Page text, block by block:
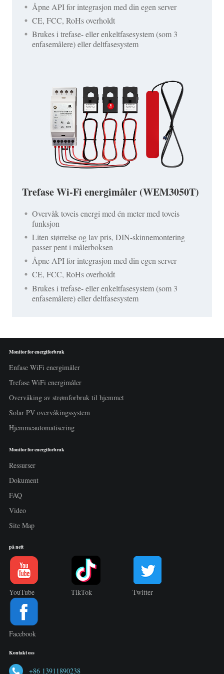
Åpne API for integrasjon med din egen server
CE, FCC, RoHs overholdt
Brukes i trefase- eller enkeltfasesystem (som 3
enfasemålere) eller deltfasesystem
Trefase Wi-Fi energimåler (WEM3050T)
Overvåk toveis energi med én meter med toveis
funksjon
Liten størrelse og lav pris, DIN-skinnemontering
passer pent i målerboksen
Åpne API for integrasjon med din egen server
CE, FCC, RoHs overholdt
Brukes i trefase- eller enkeltfasesystem (som 3
enfasemålere) eller deltfasesystem
Monitor for energiforbruk
Enfase WiFi energimåler
Trefase WiFi energimåler
Overvåking av strømforbruk til hjemmet
Solar PV overvåkingssystem
Hjemmeautomatisering
Monitor for energiforbruk
Ressurser
Dokument
FAQ
Video
Site Map
på nett
YouTube TikTok Twitter
Facebook
Kontakt oss
+86 13911890238